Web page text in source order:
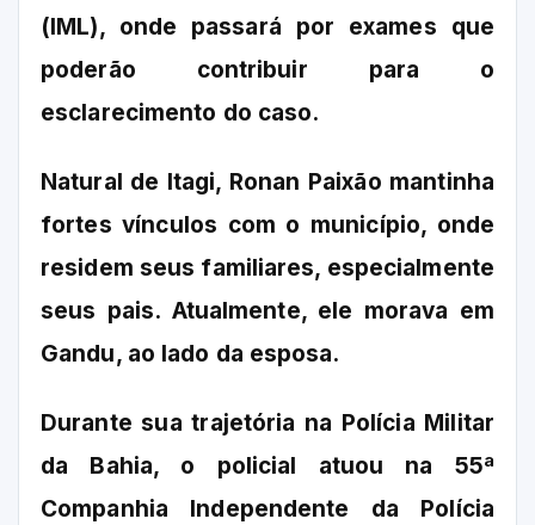
(IML), onde passará por exames que
poderão contribuir para o
esclarecimento do caso.
Natural de Itagi, Ronan Paixão mantinha
fortes vínculos com o município, onde
residem seus familiares, especialmente
seus pais. Atualmente, ele morava em
Gandu, ao lado da esposa.
Durante sua trajetória na Polícia Militar
da Bahia, o policial atuou na 55ª
Companhia Independente da Polícia